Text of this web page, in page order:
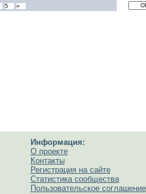
5 »
Информация:
О проекте
Контакты
Регистрация на сайте
Статистика сообщества
Пользовательское соглашение